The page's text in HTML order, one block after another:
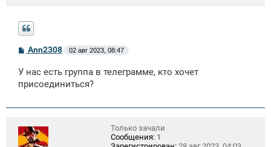
С
о
б
щ
е
и
Ann2308 02 авг 2023, 08:47
У нас есть группа в телеграмме, кто хочет
присоединиться?
Только зачали
Сообщения: 1